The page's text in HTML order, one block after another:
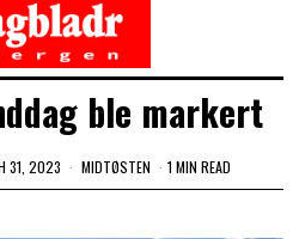
ble markert
31, 2023 MIDTØSTEN 1 MIN READ